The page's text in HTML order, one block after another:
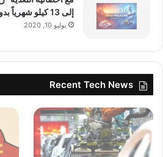
إلى 13 كيلو شهرياً بدون عمليات جراحية
يوليو 10, 2020
Recent Tech News